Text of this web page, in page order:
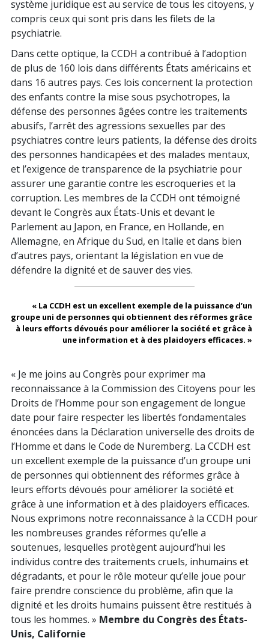
système juridique est au service de tous les citoyens, y
compris ceux qui sont pris dans les filets de la
psychiatrie.
Dans cette optique, la CCDH a contribué à l’adoption
de plus de 160 lois dans différents États américains et
dans 16 autres pays. Ces lois concernent la protection
des enfants contre la mise sous psychotropes, la
défense des personnes âgées contre les traitements
abusifs, l’arrêt des agressions sexuelles par des
psychiatres contre leurs patients, la défense des droits
des personnes handicapées et des malades mentaux,
et l’exigence de transparence de la psychiatrie pour
assurer une garantie contre les escroqueries et la
corruption. Les membres de la CCDH ont témoigné
devant le Congrès aux États-Unis et devant le
Parlement au Japon, en France, en Hollande, en
Allemagne, en Afrique du Sud, en Italie et dans bien
d’autres pays, orientant la législation en vue de
défendre la dignité et de sauver des vies.
« La CCDH est un excellent exemple de la puissance d’un
groupe uni de personnes qui obtiennent des réformes grâce
à leurs efforts dévoués pour améliorer la société et grâce à
une information et à des plaidoyers efficaces. »
« Je me joins au Congrès pour exprimer ma
reconnaissance à la Commission des Citoyens pour les
Droits de l’Homme pour son engagement de longue
date pour faire respecter les libertés fondamentales
énoncées dans la Déclaration universelle des droits de
l’Homme et dans le Code de Nuremberg. La CCDH est
un excellent exemple de la puissance d’un groupe uni
de personnes qui obtiennent des réformes grâce à
leurs efforts dévoués pour améliorer la société et
grâce à une information et à des plaidoyers efficaces.
Nous exprimons notre reconnaissance à la CCDH pour
les nombreuses grandes réformes qu’elle a
soutenues, lesquelles protègent aujourd’hui les
individus contre des traitements cruels, inhumains et
dégradants, et pour le rôle moteur qu’elle joue pour
faire prendre conscience du problème, afin que la
dignité et les droits humains puissent être restitués à
tous les hommes. » Membre du Congrès des États-
Unis, Californie